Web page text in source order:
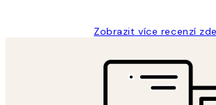
Zobrazit více recenzí zde